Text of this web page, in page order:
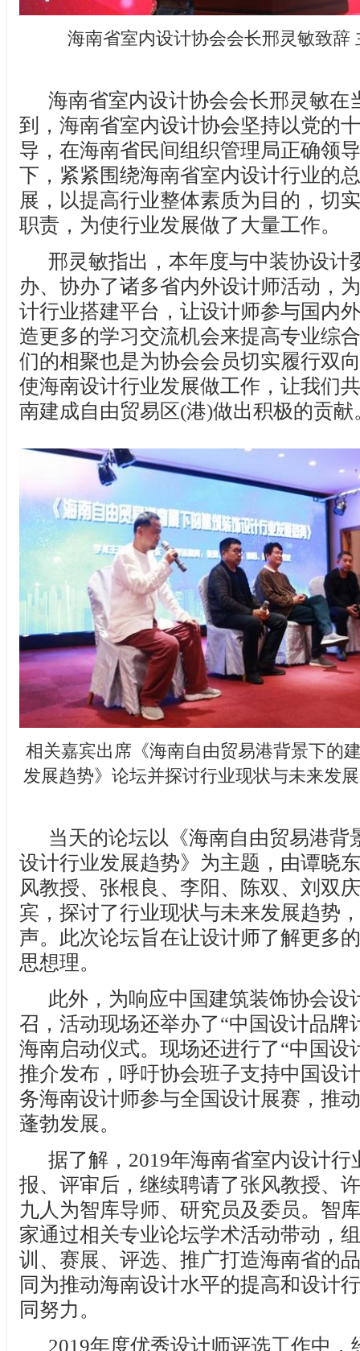
海南省室内设计协会会长邢灵敏致辞
海南省室内设计协会会长邢灵敏在
到，海南省室内设计协会坚持以党的
导，在海南省民间组织管理局正确领
下，紧紧围绕海南省室内设计行业的
展，以提高行业整体素质为目的，切
职责，为使行业发展做了大量工作。
邢灵敏指出，本年度与中装协设计
办、协办了诸多省内外设计师活动，
计行业搭建平台，让设计师参与国内
造更多的学习交流机会来提高专业综
们的相聚也是为协会会员切实履行双
使海南设计行业发展做工作，让我们
南建成自由贸易区(港)做出积极的贡献
相关嘉宾出席《海南自由贸易港背景下的
发展趋势》论坛并探讨行业现状与未来发
当天的论坛以《海南自由贸易港背
设计行业发展趋势》为主题，由谭晓
风教授、张根良、李阳、陈双、刘双
宾，探讨了行业现状与未来发展趋势
声。此次论坛旨在让设计师了解更多
思想理。
此外，为响应中国建筑装饰协会设
召，活动现场还举办了“中国设计品牌
海南启动仪式。现场还进行了“中国设
推介发布，呼吁协会班子支持中国设
务海南设计师参与全国设计展赛，推
蓬勃发展。
据了解，2019年海南省室内设计行
报、评审后，继续聘请了张风教授、
九人为智库导师、研究员及委员。智
家通过相关专业论坛学术活动带动，
训、赛展、评选、推广打造海南省的
同为推动海南设计水平的提高和设计
同努力。
2019年度优秀设计师评选工作中，